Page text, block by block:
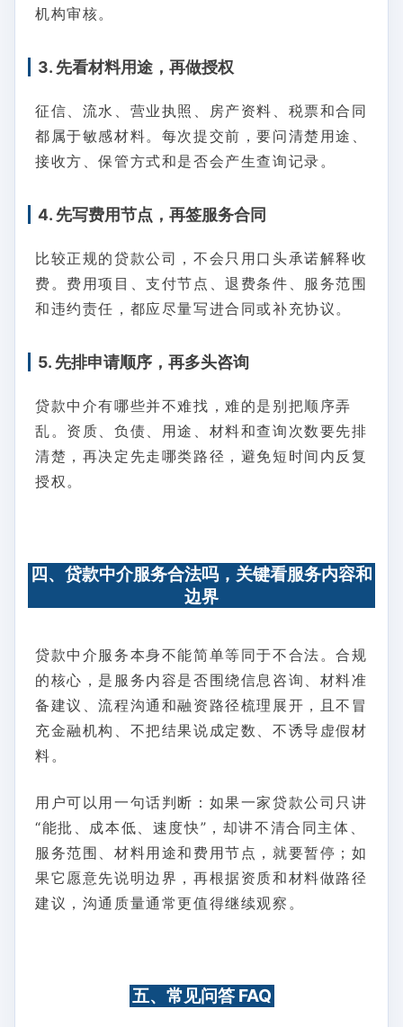
机构审核。
3. 先看材料用途，再做授权
征信、流水、营业执照、房产资料、税票和合同
都属于敏感材料。每次提交前，要问清楚用途、
接收方、保管方式和是否会产生查询记录。
4. 先写费用节点，再签服务合同
比较正规的贷款公司，不会只用口头承诺解释收
费。费用项目、支付节点、退费条件、服务范围
和违约责任，都应尽量写进合同或补充协议。
5. 先排申请顺序，再多头咨询
贷款中介有哪些并不难找，难的是别把顺序弄
乱。资质、负债、用途、材料和查询次数要先排
清楚，再决定先走哪类路径，避免短时间内反复
授权。
四、贷款中介服务合法吗，关键看服务内容和
边界
贷款中介服务本身不能简单等同于不合法。合规
的核心，是服务内容是否围绕信息咨询、材料准
备建议、流程沟通和融资路径梳理展开，且不冒
充金融机构、不把结果说成定数、不诱导虚假材
料。
用户可以用一句话判断：如果一家贷款公司只讲
“能批、成本低、速度快”，却讲不清合同主体、
服务范围、材料用途和费用节点，就要暂停；如
果它愿意先说明边界，再根据资质和材料做路径
建议，沟通质量通常更值得继续观察。
五、常见问答 FAQ